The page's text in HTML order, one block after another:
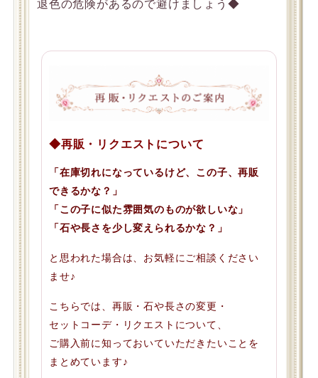
退色の危険があるので避けましょう◆
◆再販・リクエストについて
「在庫切れになっているけど、この子、再販
できるかな？」
「この子に似た雰囲気のものが欲しいな」
「石や長さを少し変えられるかな？」
と思われた場合は、お気軽にご相談ください
ませ♪
こちらでは、再販・石や長さの変更・
セットコーデ・リクエストについて、
ご購入前に知っておいていただきたいことを
まとめています♪